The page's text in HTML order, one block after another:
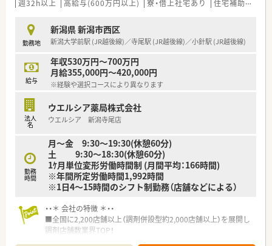
磨きたい方皆様にお勧めです。
週32h以上 高給与(600万円以上) 寮・借上社宅あり 住宅補助(手当)あり
勤務地
新潟県 新潟市西区
新潟大学前駅 (JR越後線)／寺尾駅 (JR越後線)／小針駅 (JR越後線)
給与
年収530万円～700万円
月給355,000円～420,000円
※経験や選択コースにより異なります
法人
名
ウエルシア薬局株式会社
ウエルシア 新潟寺尾店
勤務
時間
月～金 9:30～19:30(休憩60分)
土 9:30～18:30(休憩60分)
1ｹ月単位変形労働時間制 (月間平均：166時間)
※年間所定労働時間1,992時間
※1日4～15時間のシフト制勤務（店舗などによる）
・・＊ 会社の特徴 ＊・・
■全国に2,200店舗以上（調剤併設型約2,000店舗以上）を展開し
調剤店舗数業界TOP！